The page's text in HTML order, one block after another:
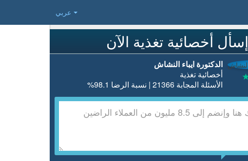
عربي
إسأل أخصائية تغذية الآن
الدكتورة ايباء النشاش
أخصائية تغذية
الأسئلة المجابة 21366 | نسبة الرضا 98.1%